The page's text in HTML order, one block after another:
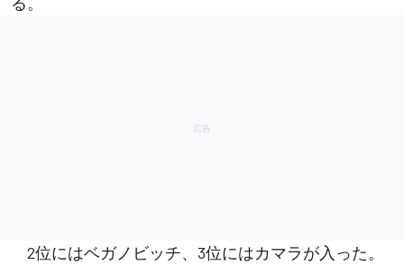
2位にはベガノビッチ、3位にはカマラが入った。